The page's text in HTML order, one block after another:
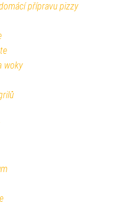
přípravu pizzy
woky